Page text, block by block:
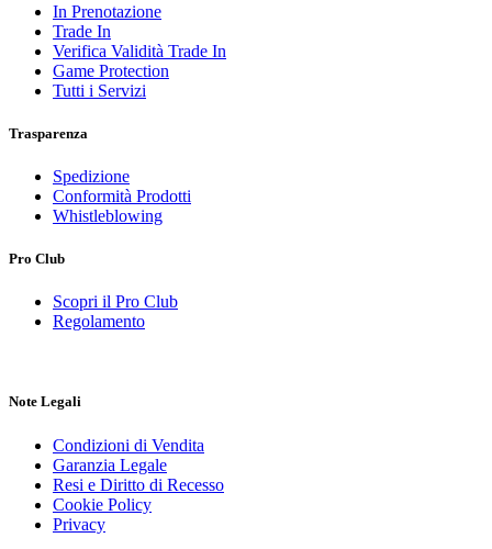
In Prenotazione
Trade In
Verifica Validità Trade In
Game Protection
Tutti i Servizi
Trasparenza
Spedizione
Conformità Prodotti
Whistleblowing
Pro Club
Scopri il Pro Club
Regolamento
Note Legali
Condizioni di Vendita
Garanzia Legale
Resi e Diritto di Recesso
Cookie Policy
Privacy